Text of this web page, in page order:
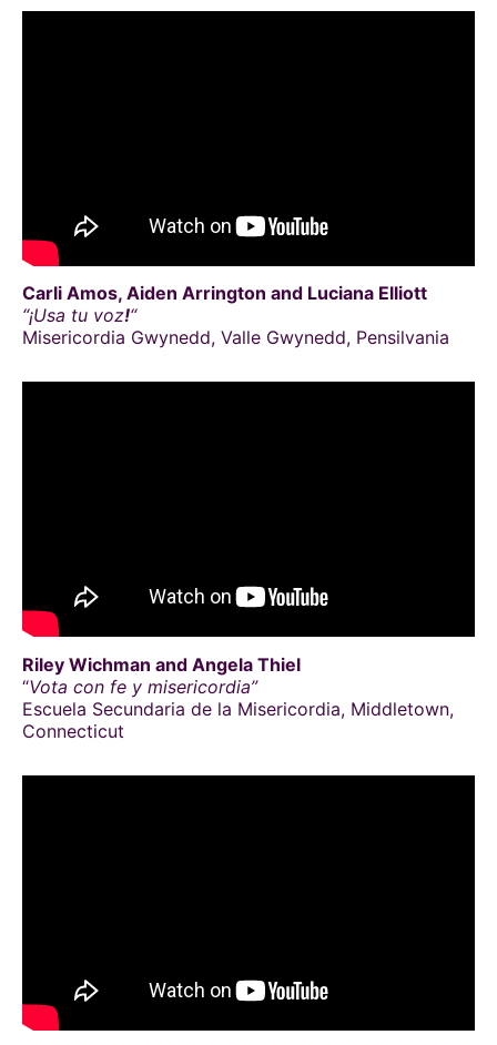
Carli Amos, Aiden Arrington and Luciana Elliott
“¡Usa tu voz!“
Misericordia Gwynedd, Valle Gwynedd, Pensilvania
Riley Wichman and Angela Thiel
“Vota con fe y misericordia”
Escuela Secundaria de la Misericordia, Middletown,
Connecticut